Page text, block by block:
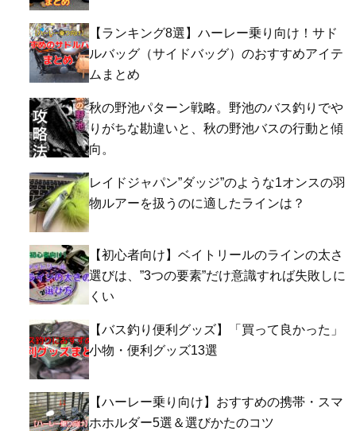
【ランキング8選】ハーレー乗り向け！サド
ルバッグ（サイドバッグ）のおすすめアイテ
ムまとめ
秋の野池パターン戦略。野池のバス釣りでや
りがちな勘違いと、秋の野池バスの行動と傾
向。
レイドジャパン”ダッジ”のような1オンスの羽
物ルアーを扱うのに適したラインは？
【初心者向け】ベイトリールのラインの太さ
選びは、”3つの要素”だけ意識すれば失敗しに
くい
【バス釣り便利グッズ】「買って良かった」
小物・便利グッズ13選
【ハーレー乗り向け】おすすめの携帯・スマ
ホホルダー5選＆選びかたのコツ